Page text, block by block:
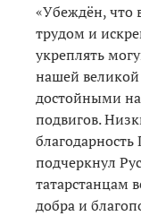
«Убеждён, что
трудом и
укреплять
нашей
достойными
подвигов.
благодарность
подчеркнул
татарстанцам
добра и